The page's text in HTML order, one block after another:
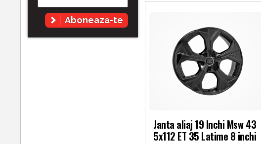
Aboneaza-te
Janta aliaj 19 Inchi Msw 43
5x112 ET 35 Latime 8 inchi